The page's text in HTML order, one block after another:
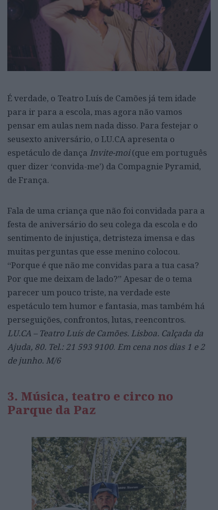
É verdade, o Teatro Luís de Camões já tem idade
para ir para a escola, mas agora não vamos
pensar em aulas nem nada disso. Para festejar o
seusexto aniversário, o LU.CA apresenta o
espetáculo de dança Invite-moi(que em português
quer dizer ‘convida-me’) da Compagnie Pyramid,
de França.
Fala de uma criança que não foi convidada para a
festa de aniversário do seu colega da escola e do
sentimento de injustiça, detristeza imensa e das
muitas perguntas que esse menino colocou.
“Porque é que não me convidas para a tua casa?
Por que me deixam de lado?” Apesar de o tema
parecer um pouco triste, na verdade este
espetáculo tem humor e fantasia, mas também há
perseguições, confrontos, lutas, reencontros.
LU.CA – Teatro Luís de Camões. Lisboa. Calçada da
Ajuda, 80. Tel.: 21 593 9100. Em cena nos dias 1 e 2
de junho. M/6
3. Música, teatro e circo no
Parque da Paz